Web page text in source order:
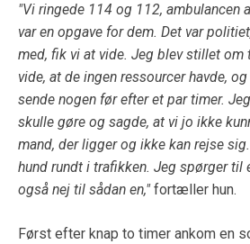
"Vi ringede 114 og 112, ambulancen
var en opgave for dem. Det var
med, fik vi at vide. Jeg blev stillet
vide, at de ingen ressourcer havde,
sende nogen før efter et par timer.
skulle gøre og sagde, at vi jo ikke
mand, der ligger og ikke kan rejse
hund rundt i trafikken. Jeg spørger til
også nej til sådan en,"fortæller hun.
Først efter knap to timer ankom en